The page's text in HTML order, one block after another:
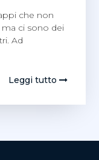
che non
ma ci sono dei
Ad
Leggi tutto